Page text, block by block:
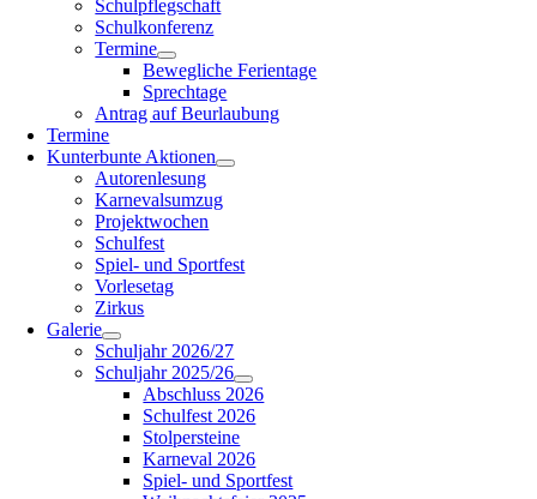
Schulpflegschaft
Schulkonferenz
Termine
Bewegliche Ferientage
Sprechtage
Antrag auf Beurlaubung
Termine
Kunterbunte Aktionen
Autorenlesung
Karnevalsumzug
Projektwochen
Schulfest
Spiel- und Sportfest
Vorlesetag
Zirkus
Galerie
Schuljahr 2026/27
Schuljahr 2025/26
Abschluss 2026
Schulfest 2026
Stolpersteine
Karneval 2026
Spiel- und Sportfest